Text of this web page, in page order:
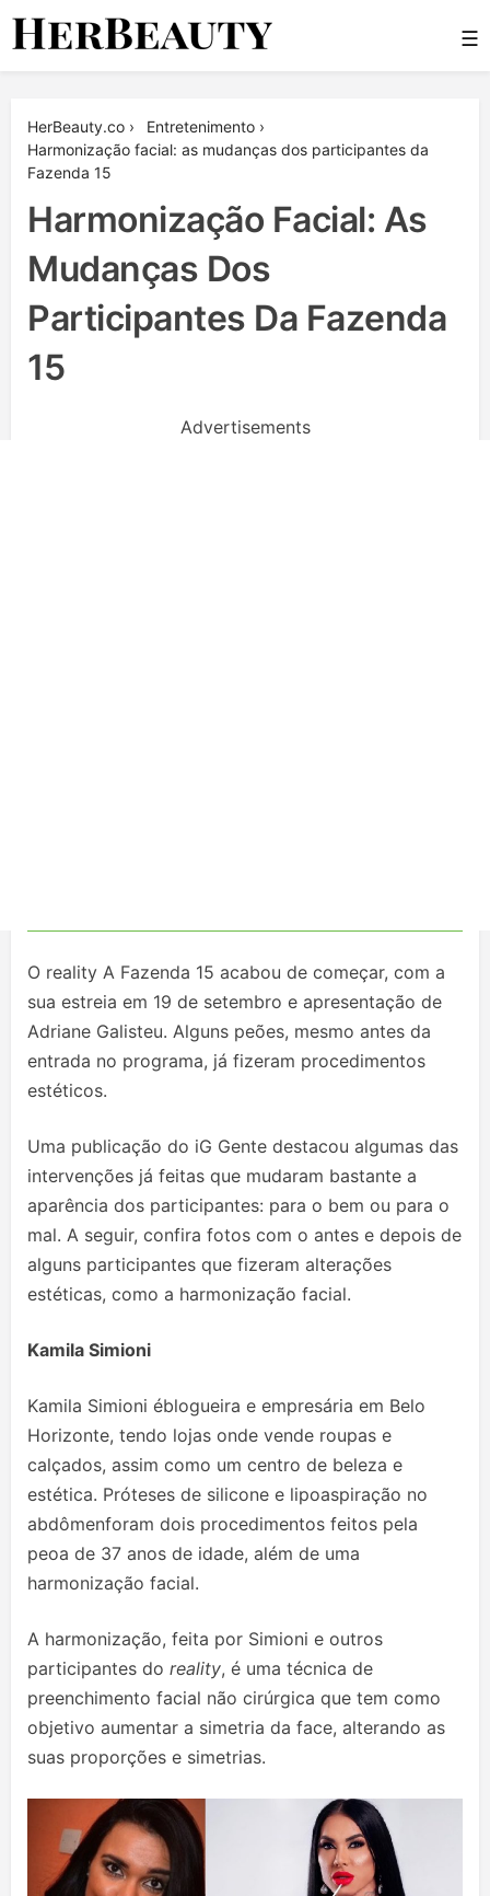
Skip
☰
HerBeauty.co › Entretenimento ›
Harmonização facial: as mudanças dos participantes da
Fazenda 15
Harmonização Facial: As
Mudanças Dos
Participantes Da Fazenda
15
Advertisements
O reality A Fazenda 15 acabou de começar, com a
sua estreia em 19 de setembro e apresentação de
Adriane Galisteu. Alguns peões, mesmo antes da
entrada no programa, já fizeram procedimentos
estéticos.
Uma publicação do iG Gente destacou algumas das
intervenções já feitas que mudaram bastante a
aparência dos participantes: para o bem ou para o
mal. A seguir, confira fotos com o antes e depois de
alguns participantes que fizeram alterações
estéticas, como a harmonização facial.
Kamila Simioni
Kamila Simioni éblogueira e empresária em Belo
Horizonte, tendo lojas onde vende roupas e
calçados, assim como um centro de beleza e
estética. Próteses de silicone e lipoaspiração no
abdômenforam dois procedimentos feitos pela
peoa de 37 anos de idade, além de uma
harmonização facial.
A harmonização, feita por Simioni e outros
participantes do reality, é uma técnica de
preenchimento facial não cirúrgica que tem como
objetivo aumentar a simetria da face, alterando as
suas proporções e simetrias.